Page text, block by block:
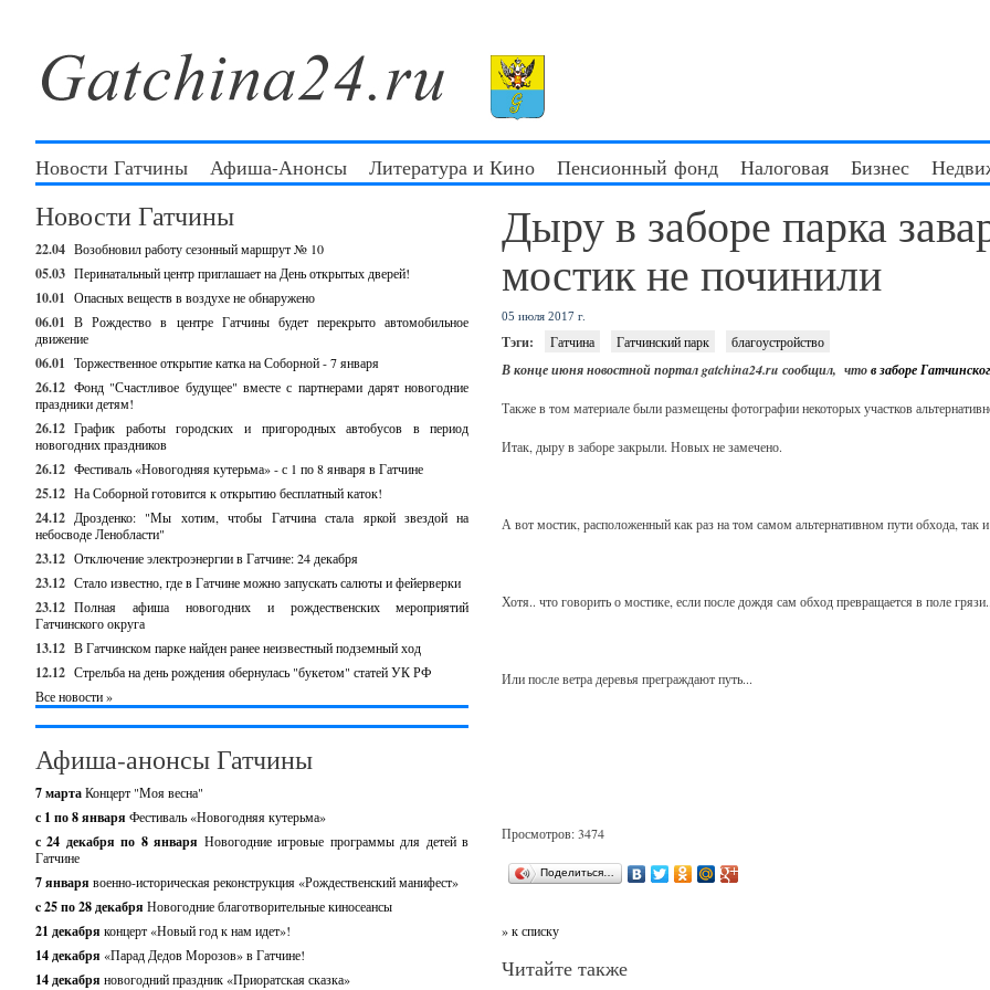
Новости Гатчины Афиша-Анонсы Литература и Кино Пенсионный фонд Налоговая Бизнес
Новости Гатчины
22.04 Возобновил работу сезонный маршрут № 10
05.03 Перинатальный центр приглашает на День открытых дверей!
10.01 Опасных веществ в воздухе не обнаружено
06.01 В Рождество в центре Гатчины будет перекрыто автомобильное
движение
06.01 Торжественное открытие катка на Соборной - 7 января
26.12 Фонд "Счастливое будущее" вместе с партнерами дарят новогодние
праздники детям!
26.12 График работы городских и пригородных автобусов в период
новогодних праздников
26.12 Фестиваль «Новогодняя кутерьма» - с 1 по 8 января в Гатчине
25.12 На Соборной готовится к открытию бесплатный каток!
24.12 Дрозденко: "Мы хотим, чтобы Гатчина стала яркой звездой на
небосводе Ленобласти"
23.12 Отключение электроэнергии в Гатчине: 24 декабря
23.12 Стало известно, где в Гатчине можно запускать салюты и фейерверки
23.12 Полная афиша новогодних и рождественских мероприятий
Гатчинского округа
13.12 В Гатчинском парке найден ранее неизвестный подземный ход
12.12 Стрельба на день рождения обернулась "букетом" статей УК РФ
Все новости »
Афиша-анонсы Гатчины
7 мартаКонцерт "Моя весна"
с 1 по 8 января Фестиваль «Новогодняя кутерьма»
с 24 декабря по 8 января Новогодние игровые программы для детей в
Гатчине
7 января военно-историческая реконструкция «Рождественский манифест»
c 25 по 28 декабря Новогодние благотворительные киносеансы
21 декабря концерт «Новый год к нам идет»!
14 декабря «Парад Дедов Морозов» в Гатчине!
14 декабря новогодний праздник «Приоратская сказка»
Дыру в заборе парка
мостик не починили
05 июля 2017 г.
Тэги: Гатчина Гатчинский парк благоустройство
В конце июня новостной портал gatchina24.ru сообщил, чтов заборе
Также в том материале были размещены фотографии некоторых участков
Итак, дыру в заборе закрыли. Новых не замечено.
А вот мостик, расположенный как раз на том самом альтернативном пути обхода, так
Хотя.. что говорить о мостике, если после дождя сам обход превращается в поле
Или после ветра деревья преграждают путь...
Просмотров: 3474
Поделиться…
» к списку
Читайте также